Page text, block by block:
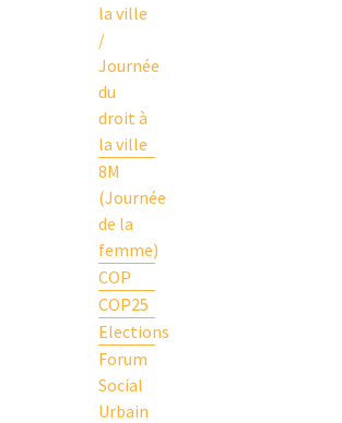
la ville
/
Journée
du
droit à
la ville
8M
(Journée
de la
femme)
COP
COP25
Elections
Forum
Social
Urbain